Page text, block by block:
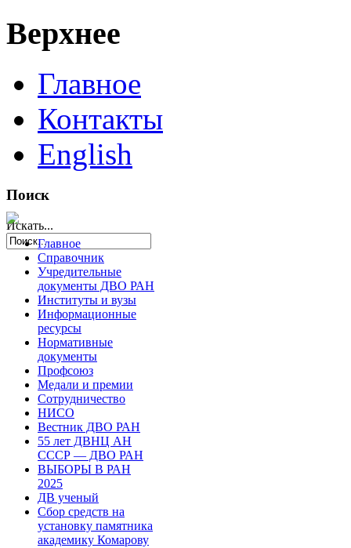
Верхнее
Главное
Контакты
English
Поиск
Искать...
Главное
Справочник
Учредительные
документы ДВО РАН
Институты и вузы
Информационные
ресурсы
Нормативные
документы
Профсоюз
Медали и премии
Сотрудничество
НИСО
Вестник ДВО РАН
55 лет ДВНЦ АН
СССР — ДВО РАН
ВЫБОРЫ В РАН
2025
ДВ ученый
Сбор средств на
установку памятника
академику Комарову